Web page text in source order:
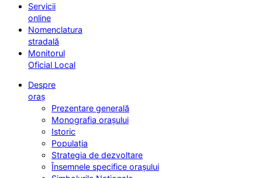
Servicii
online
Nomenclatura
stradală
Monitorul
Oficial Local
Despre
oraș
Prezentare generală
Monografia orașului
Istoric
Populația
Strategia de dezvoltare
Însemnele specifice orașului